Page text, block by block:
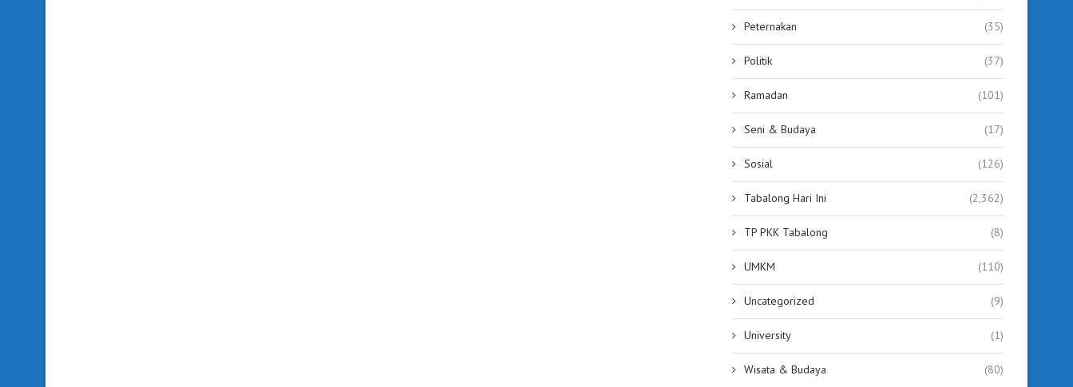
Peternakan (35)
Politik (37)
Ramadan (101)
Seni & Budaya (17)
Sosial (126)
Tabalong Hari Ini (2,362)
TP PKK Tabalong (8)
UMKM (110)
Uncategorized (9)
University (1)
Wisata & Budaya (80)